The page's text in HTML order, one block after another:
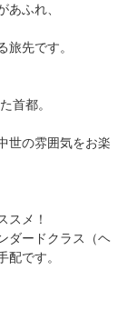
ふれ、
先です。
首都。
世の雰囲気をお楽
スメ！
ダードクラス（ヘ
です。